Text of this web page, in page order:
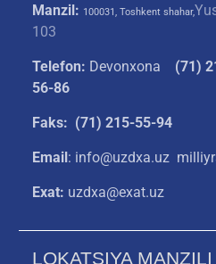
Manzil: 100031, Toshkent shahar,
103
Telefon: Devonxona (71)
56-86
Faks: (71) 215-55-94
Email: info@uzdxa.uz
Exat: uzdxa@exat.uz
LOKATSIYA MANZILI